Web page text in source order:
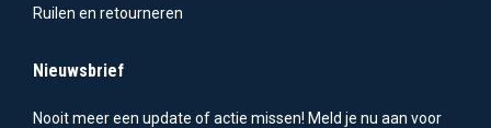
Ruilen en retourneren
Nieuwsbrief
Nooit meer een update of actie missen! Meld je nu aan voor